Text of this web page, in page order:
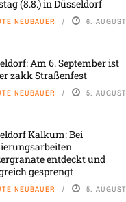
(8.8.) in Düsseldorf
NEUBAUER 6. AUGUST
Am 6. September ist
zakk Straßenfest
NEUBAUER 5. AUGUST
Kalkum: Bei
entdeckt und
gesprengt
NEUBAUER 5. AUGUST